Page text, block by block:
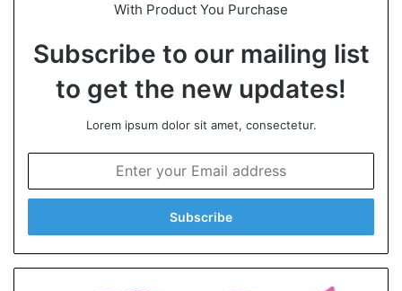
With Product You Purchase
Subscribe to our mailing list
to get the new updates!
Lorem ipsum dolor sit amet, consectetur.
t
r
y